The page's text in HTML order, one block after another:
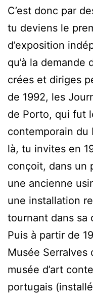
C’est donc par
tu deviens le
d’exposition
qu’à la
crées et diriges
de 1992, les
de Porto, qui fut
contemporain du
là, tu invites en
conçoit, dans un
une ancienne
une installation
tournant dans sa
Puis à partir de
Musée Serralves
musée d’art
portugais